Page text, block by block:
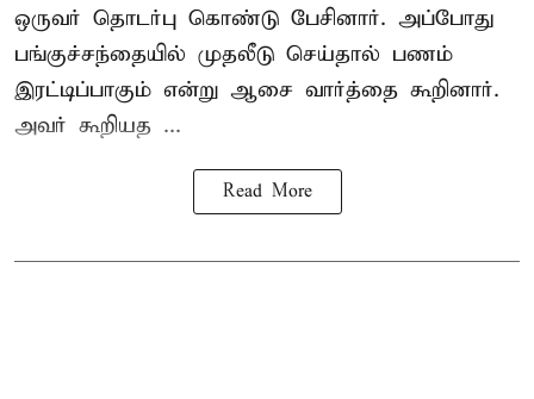
ஒருவர் தொடர்பு கொண்டு பேசினார். அப்போது
பங்குச்சந்தையில் முதலீடு செய்தால் பணம்
இரட்டிப்பாகும் என்று ஆசை வார்த்தை கூறினார்.
அவர் கூறியத ...
Read More